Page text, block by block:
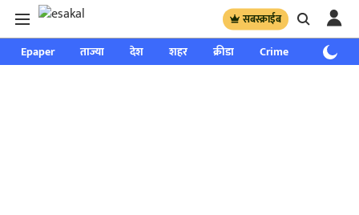
सबस्क्राईब
Epaper ताज्या देश शहर क्रीडा Crime साप्ताहिक